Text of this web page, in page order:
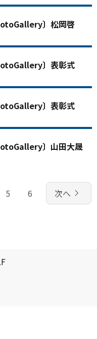
〕松岡啓
〕表彰式
〕表彰式
〕山田大晟
5 6 次へ navigate_next